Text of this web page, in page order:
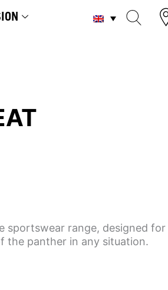
sportswear range, designed
the panther in any situation.